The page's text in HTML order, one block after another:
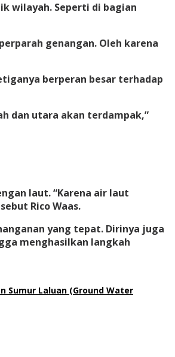
wilayah. Seperti di bagian
genangan. Oleh karena
berperan besar terhadap
dan utara akan terdampak,”
laut. “Karena air laut
Rico Waas.
yang tepat. Dirinya juga
menghasilkan langkah
Sumur Laluan (Ground Water